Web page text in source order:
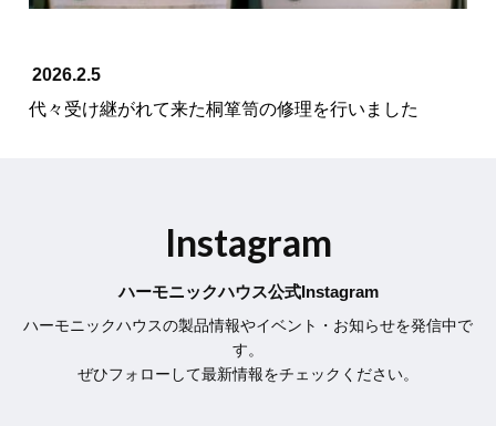
2026.2.5
代々受け継がれて来た桐箪笥の修理を行いました
Instagram
ハーモニックハウス公式Instagram
ハーモニックハウスの製品情報やイベント・お知らせを発信中で
す。
ぜひフォローして最新情報をチェックください。